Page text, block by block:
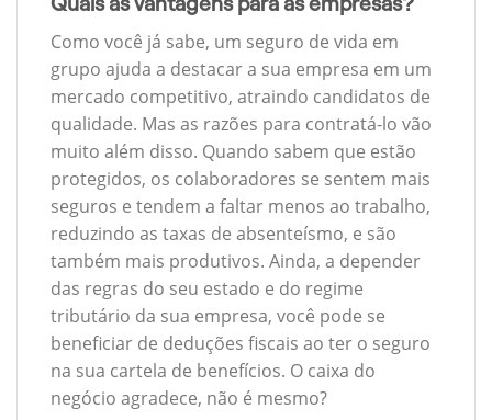
Como você já sabe, um seguro de vida em
grupo ajuda a destacar a sua empresa em um
mercado competitivo, atraindo candidatos de
qualidade. Mas as razões para contratá-lo vão
muito além disso. Quando sabem que estão
protegidos, os colaboradores se sentem mais
seguros e tendem a faltar menos ao trabalho,
reduzindo as taxas de absenteísmo, e são
também mais produtivos. Ainda, a depender
das regras do seu estado e do regime
tributário da sua empresa, você pode se
beneficiar de deduções fiscais ao ter o seguro
na sua cartela de benefícios. O caixa do
negócio agradece, não é mesmo?